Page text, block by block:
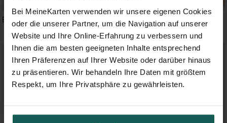
Bei MeineKarten verwenden wir unsere eigenen Cookies
oder die unserer Partner, um die Navigation auf unserer
Website und Ihre Online-Erfahrung zu verbessern und
Ihnen die am besten geeigneten Inhalte entsprechend
Ihren Präferenzen auf Ihrer Website oder darüber hinaus
zu präsentieren. Wir behandeln Ihre Daten mit größtem
Respekt, um Ihre Privatsphäre zu gewährleisten.
Boheme schick Wir beide